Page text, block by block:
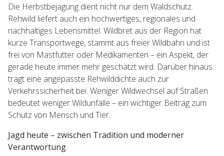
Die Herbstbejagung dient nicht nur dem Waldschutz.
Rehwild liefert auch ein hochwertiges, regionales und
nachhaltiges Lebensmittel. Wildbret aus der Region hat
kurze Transportwege, stammt aus freier Wildbahn und ist
frei von Mastfutter oder Medikamenten – ein Aspekt, der
gerade heute immer mehr geschätzt wird. Darüber hinaus
trägt eine angepasste Rehwilddichte auch zur
Verkehrssicherheit bei. Weniger Wildwechsel auf Straßen
bedeutet weniger Wildunfälle – ein wichtiger Beitrag zum
Schutz von Mensch und Tier.
Jagd heute – zwischen Tradition und moderner
Verantwortung